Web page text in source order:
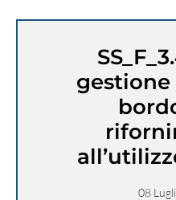
gestione
08